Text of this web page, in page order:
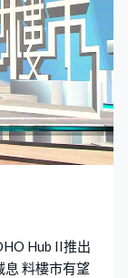
Hub II推出
息 料樓市有望